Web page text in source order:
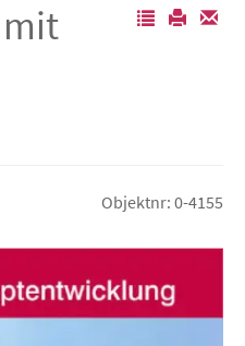
Objektnr: 0-4155